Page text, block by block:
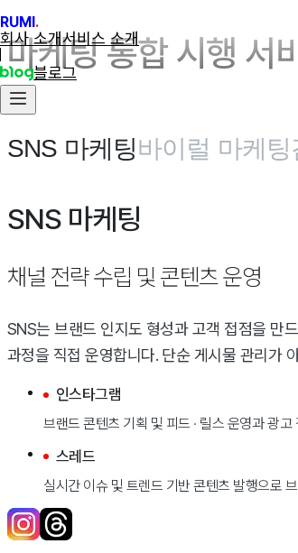
RUMI.
회사 소개서비스 소개
블로그
마케팅 통합 시행 서
SNS 마케팅바이럴 마케팅
SNS 마케팅
채널 전략 수립 및 콘텐츠 운영
SNS는 브랜드 인지도 형성과 고객 접점을 만
과정을 직접 운영합니다. 단순 게시물 관리가
인스타그램
브랜드 콘텐츠 기획 및 피드 · 릴스 운영과 광
스레드
실시간 이슈 및 트렌드 기반 콘텐츠 발행으로